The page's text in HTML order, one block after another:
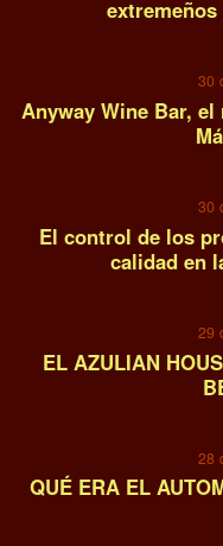
30
Anyway Wine Bar,
30
El control de los
calidad en
29
EL AZULIAN
28
QUÉ ERA EL